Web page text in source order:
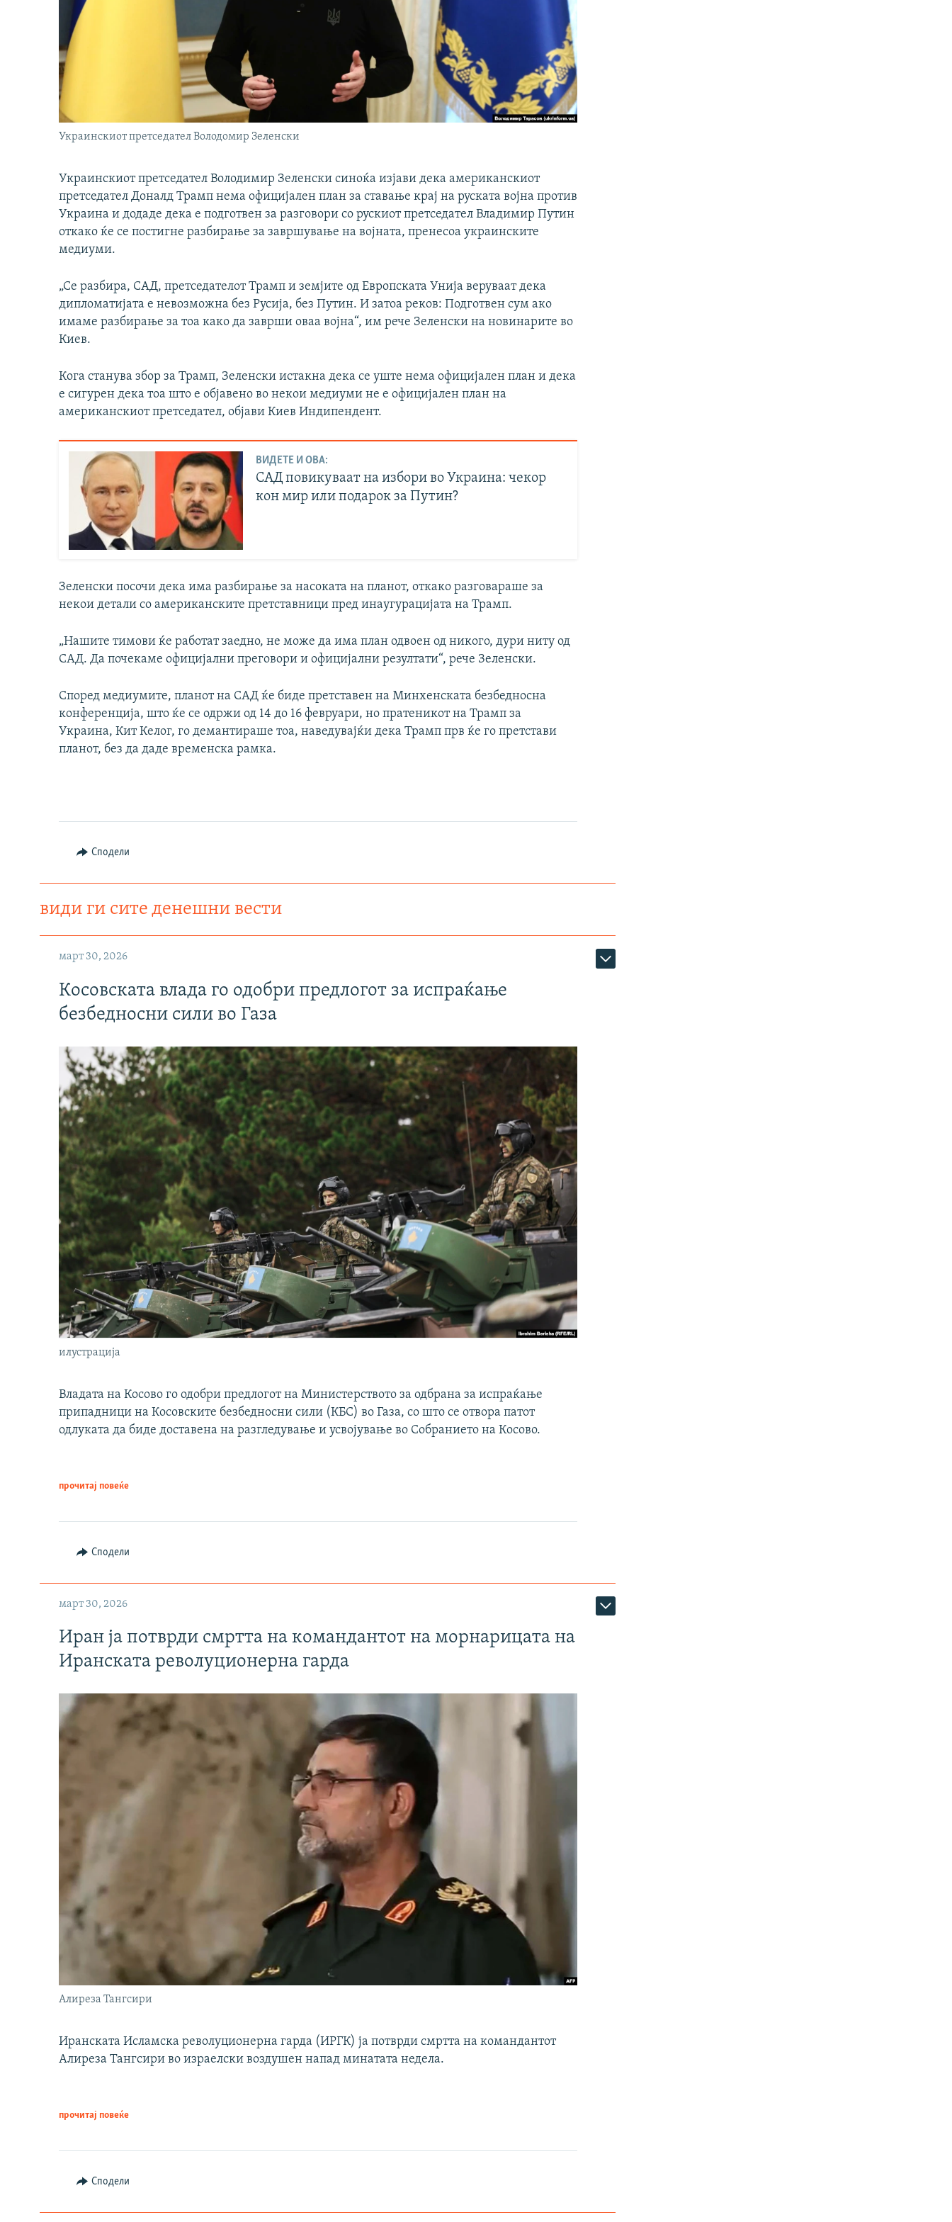
Украинскиот претседател Володомир Зеленски
Украинскиот претседател Володимир Зеленски синоќа изјави дека американскиот
претседател Доналд Трамп нема официјален план за ставање крај на руската војна против
Украина и додаде дека е подготвен за разговори со рускиот претседател Владимир Путин
откако ќе се постигне разбирање за завршување на војната, пренесоа украинските
медиуми.
„Се разбира, САД, претседателот Трамп и земјите од Европската Унија веруваат дека
дипломатијата е невозможна без Русија, без Путин. И затоа реков: Подготвен сум ако
имаме разбирање за тоа како да заврши оваа војна“, им рече Зеленски на новинарите во
Киев.
Кога станува збор за Трамп, Зеленски истакна дека се уште нема официјален план и дека
е сигурен дека тоа што е објавено во некои медиуми не е официјален план на
американскиот претседател, објави Киев Индипендент.
ВИДЕТЕ И ОВА:
САД повикуваат на избори во Украина: чекор
кон мир или подарок за Путин?
Зеленски посочи дека има разбирање за насоката на планот, откако разговараше за
некои детали со американските претставници пред инаугурацијата на Трамп.
„Нашите тимови ќе работат заедно, не може да има план одвоен од никого, дури ниту од
САД. Да почекаме официјални преговори и официјални резултати“, рече Зеленски.
Според медиумите, планот на САД ќе биде претставен на Минхенската безбедносна
конференција, што ќе се одржи од 14 до 16 февруари, но пратеникот на Трамп за
Украина, Кит Келог, го демантираше тоа, наведувајќи дека Трамп прв ќе го претстави
планот, без да даде временска рамка.
Сподели
види ги сите денешни вести
март 30, 2026
Косовската влада го одобри предлогот за испраќање
безбедносни сили во Газа
илустрација
Владата на Косово го одобри предлогот на Министерството за одбрана за испраќање
припадници на Косовските безбедносни сили (КБС) во Газа, со што се отвора патот
одлуката да биде доставена на разгледување и усвојување во Собранието на Косово.
прочитај повеќе
Сподели
март 30, 2026
Иран ја потврди смртта на командантот на морнарицата на
Иранската револуционерна гарда
Алиреза Тангсири
Иранската Исламска револуционерна гарда (ИРГК) ја потврди смртта на командантот
Алиреза Тангсири во израелски воздушен напад минатата недела.
прочитај повеќе
Сподели